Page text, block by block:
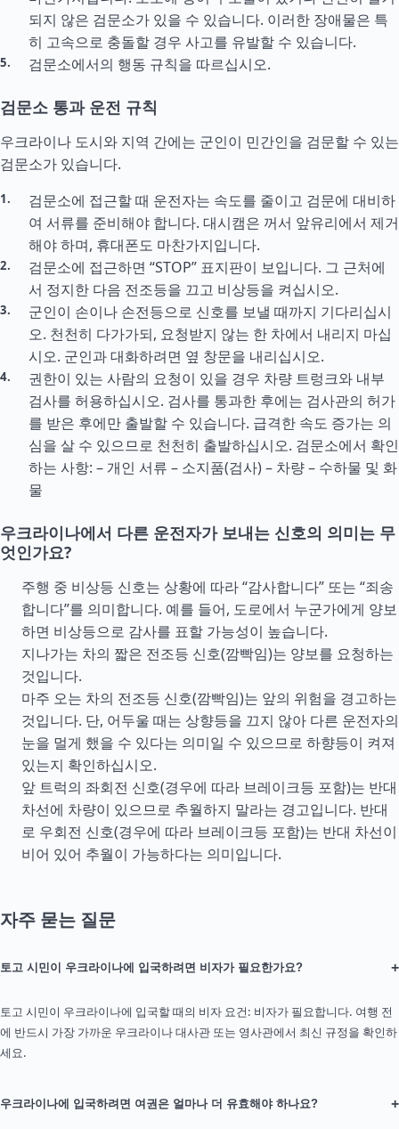
되지 않은 검문소가 있을 수 있습니다. 이러한 장애물은 특
히 고속으로 충돌할 경우 사고를 유발할 수 있습니다.
검문소에서의 행동 규칙을 따르십시오.
검문소 통과 운전 규칙
우크라이나 도시와 지역 간에는 군인이 민간인을 검문할 수 있는
검문소가 있습니다.
검문소에 접근할 때 운전자는 속도를 줄이고 검문에 대비하
여 서류를 준비해야 합니다. 대시캠은 꺼서 앞유리에서 제거
해야 하며, 휴대폰도 마찬가지입니다.
검문소에 접근하면 “STOP” 표지판이 보입니다. 그 근처에
서 정지한 다음 전조등을 끄고 비상등을 켜십시오.
군인이 손이나 손전등으로 신호를 보낼 때까지 기다리십시
오. 천천히 다가가되, 요청받지 않는 한 차에서 내리지 마십
시오. 군인과 대화하려면 옆 창문을 내리십시오.
권한이 있는 사람의 요청이 있을 경우 차량 트렁크와 내부
검사를 허용하십시오. 검사를 통과한 후에는 검사관의 허가
를 받은 후에만 출발할 수 있습니다. 급격한 속도 증가는 의
심을 살 수 있으므로 천천히 출발하십시오. 검문소에서 확인
하는 사항: – 개인 서류 – 소지품(검사) – 차량 – 수하물 및 화
물
우크라이나에서 다른 운전자가 보내는 신호의 의미는 무
엇인가요?
주행 중 비상등 신호는 상황에 따라 “감사합니다” 또는 “죄송
합니다”를 의미합니다. 예를 들어, 도로에서 누군가에게 양보
하면 비상등으로 감사를 표할 가능성이 높습니다.
지나가는 차의 짧은 전조등 신호(깜빡임)는 양보를 요청하는
것입니다.
마주 오는 차의 전조등 신호(깜빡임)는 앞의 위험을 경고하는
것입니다. 단, 어두울 때는 상향등을 끄지 않아 다른 운전자의
눈을 멀게 했을 수 있다는 의미일 수 있으므로 하향등이 켜져
있는지 확인하십시오.
앞 트럭의 좌회전 신호(경우에 따라 브레이크등 포함)는 반대
차선에 차량이 있으므로 추월하지 말라는 경고입니다. 반대
로 우회전 신호(경우에 따라 브레이크등 포함)는 반대 차선이
비어 있어 추월이 가능하다는 의미입니다.
자주 묻는 질문
토고 시민이 우크라이나에 입국하려면 비자가 필요한가요? +
토고 시민이 우크라이나에 입국할 때의 비자 요건: 비자가 필요합니다. 여행 전
에 반드시 가장 가까운 우크라이나 대사관 또는 영사관에서 최신 규정을 확인하
세요.
우크라이나에 입국하려면 여권은 얼마나 더 유효해야 하나요? +